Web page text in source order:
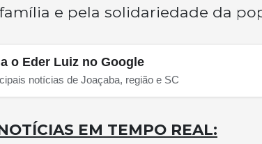
e pela solidariedade da
o Eder Luiz no Google
notícias de Joaçaba, região e SC
EM TEMPO REAL: